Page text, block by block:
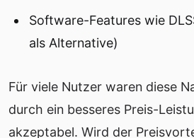
Software-Features wie
als Alternative)
Für viele Nutzer waren diese
durch ein besseres Preis-
akzeptabel. Wird der